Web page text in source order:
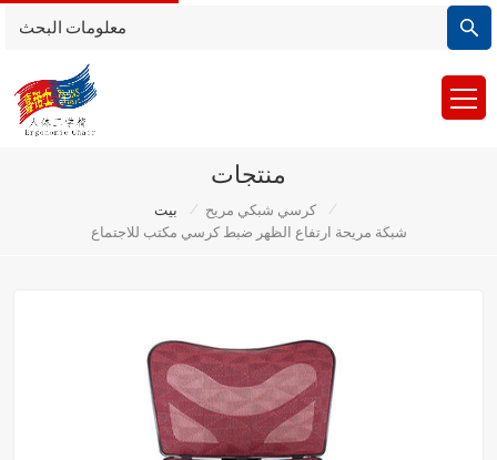
منتجات
بيت / كرسي شبكي مريح
/
شبكة مريحة ارتفاع الظهر ضبط كرسي مكتب للاجتماع